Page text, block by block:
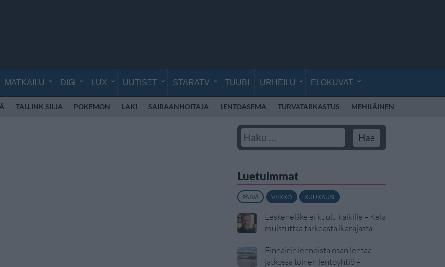
MATKAILU DIGI LUX UUTISET STARATV TUUBI URHEILU ELOKUVAT
TALLINK SILJA POKEMON LAKI SAIRAANHOITAJA LENTOASEMA TURVATARKASTUS MEHILÄINEN
Luetuimmat
PÄIVÄ VIIKKO KUUKAUSI
Leskeneläke ei kuulu kaikille – Kela
muistuttaa tärkeästä ikärajasta
Finnairin lennoista osan lentää
jatkossa toinen lentoyhtiö –